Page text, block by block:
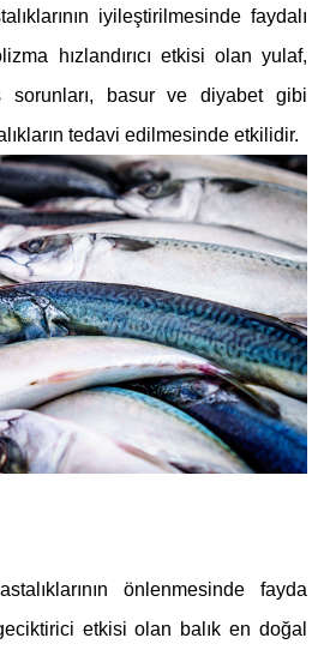
iyileştirilmesinde faydalı
hızlandırıcı etkisi olan yulaf,
sorunları, basur ve diyabet gibi
tedavi edilmesinde etkilidir.
önlenmesinde fayda
etkisi olan balık en doğal